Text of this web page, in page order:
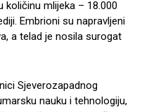
količinu mlijeka – 18.000
Embrioni su napravljeni
a telad je nosila surogat
Sjeverozapadnog
nauku i tehnologiju,